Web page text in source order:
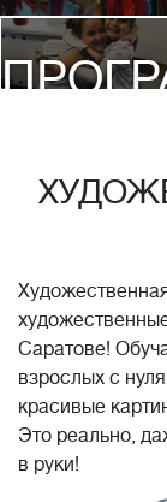
Саратове!
взрослых с
красивые
Это реально,
в руки!